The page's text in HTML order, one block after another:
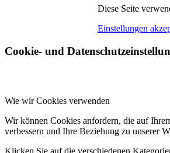
Diese Seite
Einstellungen
Cookie- und
Wie wir Cookies verwenden
Wir können Cookies anfordern, die auf
verbessern und Ihre Beziehung zu unserer
Klicken Sie auf die verschiedenen